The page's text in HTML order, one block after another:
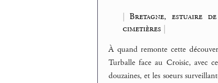
|Bretagne, estuaire
cimetières |
À quand remonte cette
Turballe face au Croisic, avec
douzaines, et les soeurs